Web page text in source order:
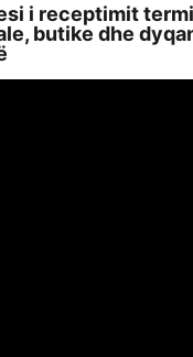
i receptimit
butike dhe